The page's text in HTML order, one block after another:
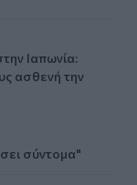
Ιαπωνία:
ασθενή την
σύντομα"